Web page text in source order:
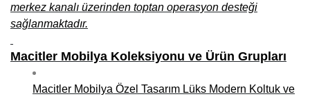
merkez kanalı üzerinden toptan operasyon desteği
sağlanmaktadır.
Macitler Mobilya Koleksiyonu ve Ürün Grupları
Macitler Mobilya Özel Tasarım Lüks Modern Koltuk ve